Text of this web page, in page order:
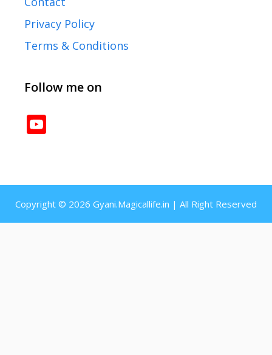
Privacy Policy
Terms & Conditions
Follow me on
Copyright © 2026 Gyani.Magicallife.in | All Right Reserved